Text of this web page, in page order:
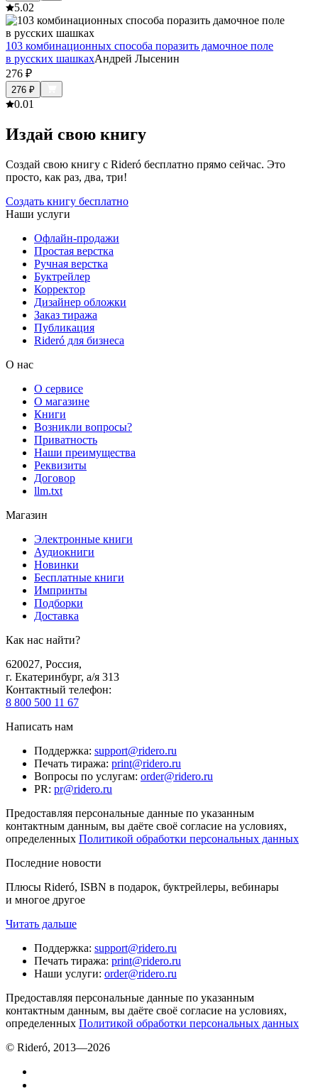
5.02
103 комбинационных способа поразить дамочное поле
в русских шашкахАндрей Лысенин
276 ₽
276 ₽
0.01
Издай свою книгу
Создай свою книгу с Rideró бесплатно прямо сейчас. Это
просто, как раз, два, три!
Создать книгу бесплатно
Наши услуги
Офлайн-продажи
Простая верстка
Ручная верстка
Буктрейлер
Корректор
Дизайнер обложки
Заказ тиража
Публикация
Rideró для бизнеса
О нас
О сервисе
О магазине
Книги
Возникли вопросы?
Приватность
Наши преимущества
Реквизиты
Договор
llm.txt
Магазин
Электронные книги
Аудиокниги
Новинки
Бесплатные книги
Импринты
Подборки
Доставка
Как нас найти?
620027, Россия,
г. Екатеринбург, а/я 313
Контактный телефон:
8 800 500 11 67
Написать нам
Поддержка: support@ridero.ru
Печать тиража: print@ridero.ru
Вопросы по услугам: order@ridero.ru
PR: pr@ridero.ru
Предоставляя персональные данные по указанным
контактным данным, вы даёте своё согласие на условиях,
определенных Политикой обработки персональных данных
Последние новости
Плюсы Rideró, ISBN в подарок, буктрейлеры, вебинары
и многое другое
Читать дальше
Поддержка: support@ridero.ru
Печать тиража: print@ridero.ru
Наши услуги: order@ridero.ru
Предоставляя персональные данные по указанным
контактным данным, вы даёте своё согласие на условиях,
определенных Политикой обработки персональных данных
© Rideró, 2013—2026